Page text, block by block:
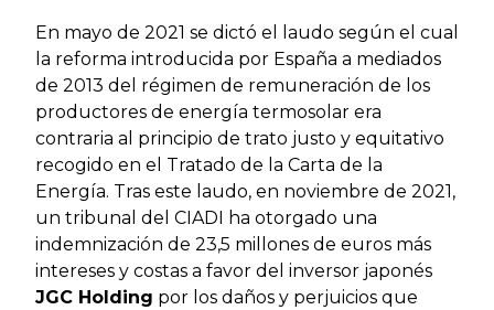
En mayo de 2021 se dictó el laudo según el cual
la reforma introducida por España a mediados
de 2013 del régimen de remuneración de los
productores de energía termosolar era
contraria al principio de trato justo y equitativo
recogido en el Tratado de la Carta de la
Energía. Tras este laudo, en noviembre de 2021,
un tribunal del CIADI ha otorgado una
indemnización de 23,5 millones de euros más
intereses y costas a favor del inversor japonés
JGC Holding por los daños y perjuicios que